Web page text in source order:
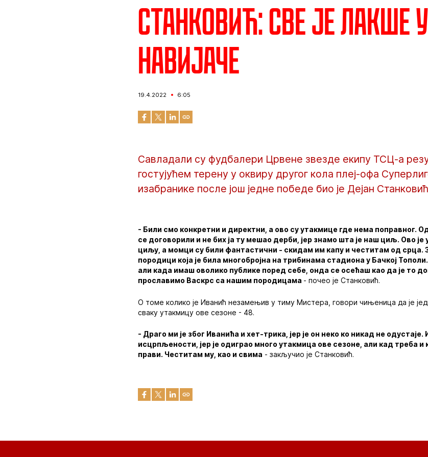
Станковић: Све је лакше
навијаче
19.4.2022 6:05
Савладали су фудбалери Црвене звезде екипу ТСЦ-а
гостујућем терену у оквиру другог кола плеј-офа
изабранике после још једне победе био је Дејан
- Били смо конкретни и директни, а ово су утакмице где нема поправног.
се договорили и не бих ја ту мешао дерби, јер знамо шта је наш циљ. Ово
циљу, а момци су били фантастични - скидам им капу и честитам од срца.
породици која је била многобројна на трибинама стадиона у Бачкој
али када имаш оволико публике поред себе, онда се осећаш као да је то
прославимо Васкрс са нашим породицама - почео је Станковић.
О томе колико је Иванић незамењив у тиму Мистера, говори чињеница да је
сваку утакмицу ове сезоне - 48.
- Драго ми је због Иванића и хет-трика, јер је он неко ко никад не
исцрпљености, јер је одиграо много утакмица ове сезоне, али кад треба и
прави. Честитам му, као и свима - закључио је Станковић.